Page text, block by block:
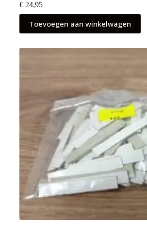
€ 24,95
Toevoegen aan winkelwagen